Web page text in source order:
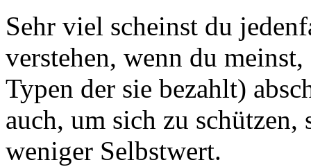
Sehr viel scheinst du
verstehen, wenn du
Typen der sie bezahlt)
auch, um sich zu schützen,
weniger Selbstwert.